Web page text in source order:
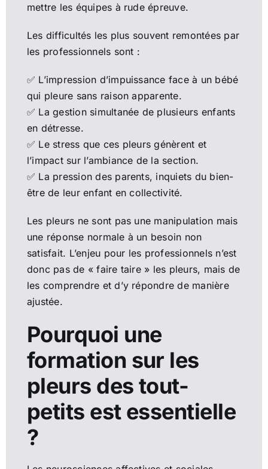
mettre les équipes à rude épreuve.
Les difficultés les plus souvent remontées par
les professionnels sont :
✅ L’impression d’impuissance face à un bébé
qui pleure sans raison apparente.
✅ La gestion simultanée de plusieurs enfants
en détresse.
✅ Le stress que ces pleurs génèrent et
l’impact sur l’ambiance de la section.
✅ La pression des parents, inquiets du bien-
être de leur enfant en collectivité.
Les pleurs ne sont pas une manipulation mais
une réponse normale à un besoin non
satisfait. L’enjeu pour les professionnels n’est
donc pas de « faire taire » les pleurs, mais de
les comprendre et d’y répondre de manière
ajustée.
Pourquoi une
formation sur les
pleurs des tout-
petits est essentielle
?